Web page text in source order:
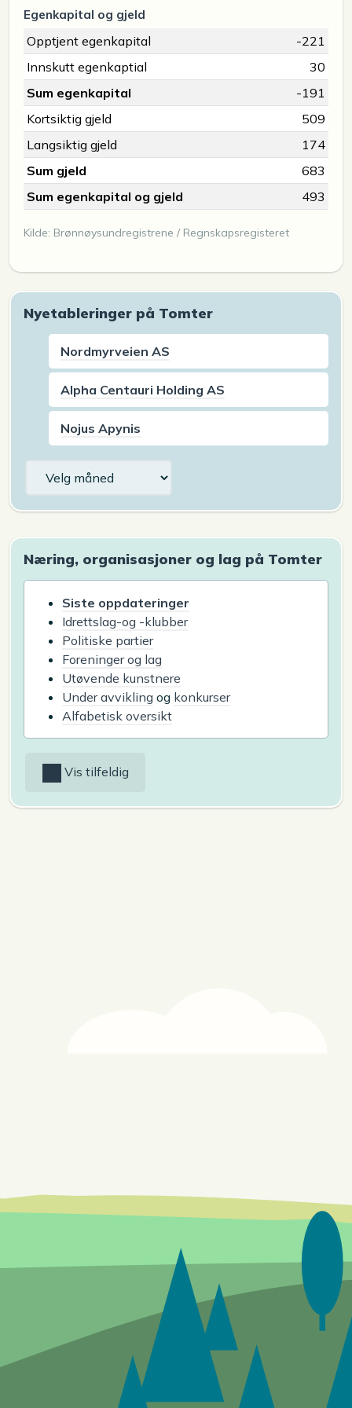
Egenkapital og gjeld
Opptjent egenkapital
-221
Innskutt egenkaptial
30
Sum egenkapital
-191
Kortsiktig gjeld
509
Langsiktig gjeld
174
Sum gjeld
683
Sum egenkapital og gjeld
493
Kilde: Brønnøysundregistrene / Regnskapsregisteret
Nyetableringer på Tomter
Nordmyrveien AS
Alpha Centauri Holding AS
Nojus Apynis
Næring, organisasjoner og lag på Tomter
Siste oppdateringer
Idrettslag-og -klubber
Politiske partier
Foreninger og lag
Utøvende kunstnere
Under avvikling og konkurser
Alfabetisk oversikt
Vis tilfeldig